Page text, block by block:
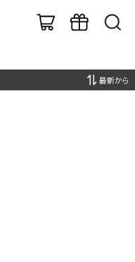
最新から